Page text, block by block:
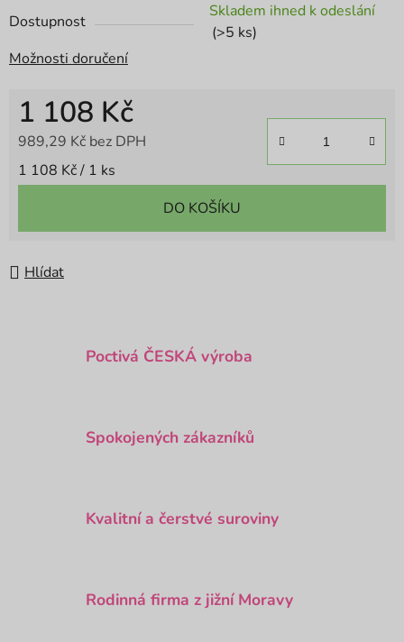
Dostupnost
Skladem ihned k odeslání
(>5 ks)
Možnosti doručení
1 108 Kč
989,29 Kč bez DPH
Měrná cena:
1 108 Kč / 1 ks
DO KOŠÍKU
Hlídat
Poctivá ČESKÁ výroba
Spokojených zákazníků
Kvalitní a čerstvé suroviny
Rodinná firma z jižní Moravy